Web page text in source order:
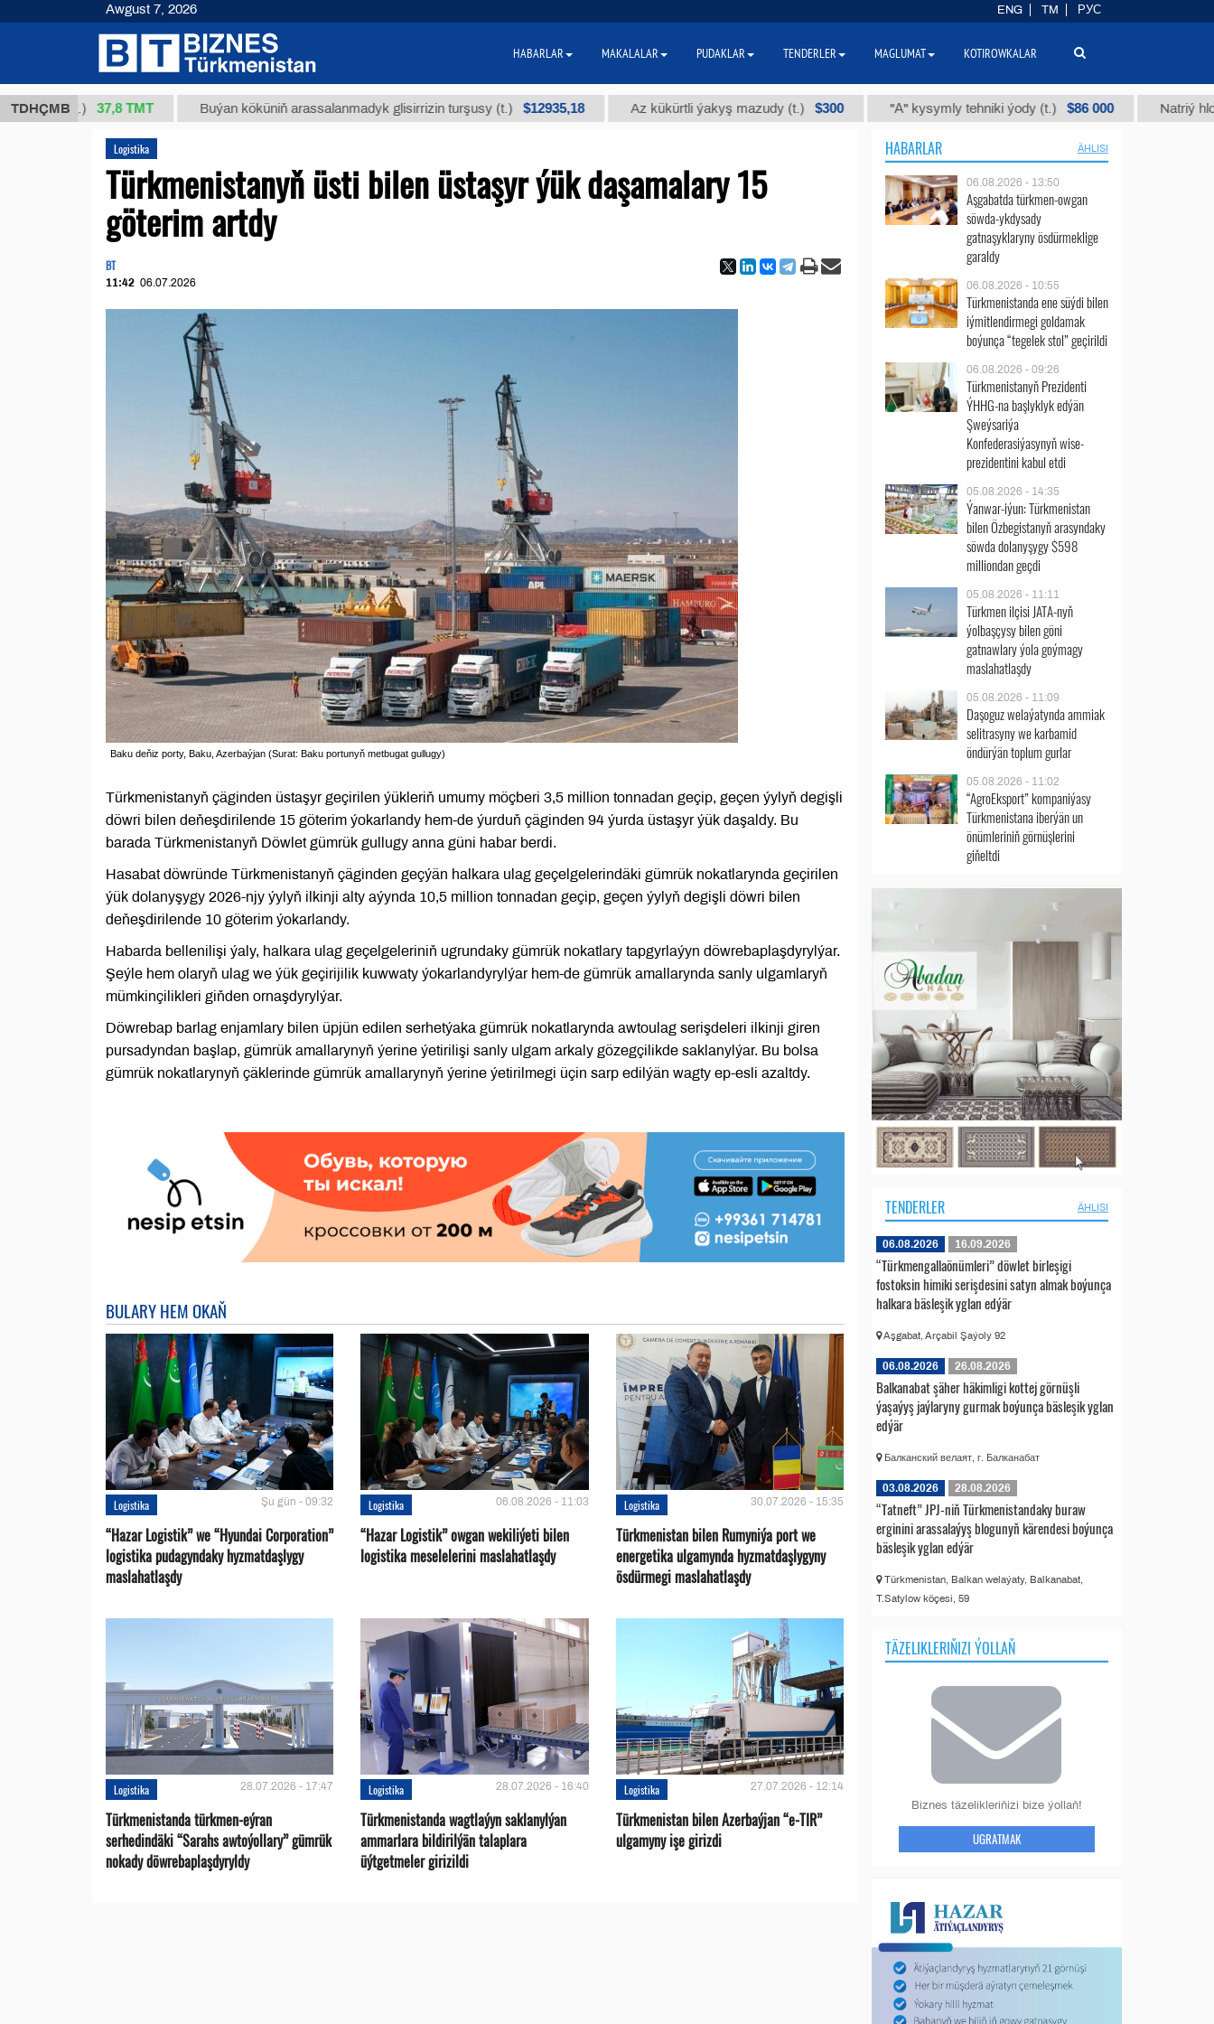
TDHÇMB
(kg.) 37,8 ТМТ Buýan köküniň arassalanmadyk glisirrizin turşusy (t.) $12935,18 Az kükürtli ýakyş mazudy (t.) $300 "А" kysymly tehniki ýody (t.) $86 000 Natriý hlorly
Logistika
Türkmenistanyň üsti bilen üstaşyr ýük daşamalary 15
göterim artdy
BT
11:42 06.07.2026
Baku deňiz porty, Baku, Azerbaýjan (Surat: Baku portunyň metbugat gullugy)
Türkmenistanyň çäginden üstaşyr geçirilen ýükleriň umumy möçberi 3,5 million tonnadan geçip, geçen ýylyň degişli
döwri bilen deňeşdirilende 15 göterim ýokarlandy hem-de ýurduň çäginden 94 ýurda üstaşyr ýük daşaldy. Bu
barada Türkmenistanyň Döwlet gümrük gullugy anna güni habar berdi.
Hasabat döwründe Türkmenistanyň çäginden geçýän halkara ulag geçelgelerindäki gümrük nokatlarynda geçirilen
ýük dolanyşygy 2026-njy ýylyň ilkinji alty aýynda 10,5 million tonnadan geçip, geçen ýylyň degişli döwri bilen
deňeşdirilende 10 göterim ýokarlandy.
Habarda bellenilişi ýaly, halkara ulag geçelgeleriniň ugrundaky gümrük nokatlary tapgyrlaýyn döwrebaplaşdyrylýar.
Şeýle hem olaryň ulag we ýük geçirijilik kuwwaty ýokarlandyrylýar hem-de gümrük amallarynda sanly ulgamlaryň
mümkinçilikleri giňden ornaşdyrylýar.
Döwrebap barlag enjamlary bilen üpjün edilen serhetýaka gümrük nokatlarynda awtoulag serişdeleri ilkinji giren
pursadyndan başlap, gümrük amallarynyň ýerine ýetirilişi sanly ulgam arkaly gözegçilikde saklanylýar. Bu bolsa
gümrük nokatlarynyň çäklerinde gümrük amallarynyň ýerine ýetirilmegi üçin sarp edilýän wagty ep-esli azaltdy.
BULARY HEM OKAŇ
Logistika Şu gün - 09:32
“Hazar Logistik” we “Hyundai Corporation”
logistika pudagyndaky hyzmatdaşlygy
maslahatlaşdy
Logistika 06.08.2026 - 11:03
“Hazar Logistik” owgan wekiliýeti bilen
logistika meselelerini maslahatlaşdy
Logistika 30.07.2026 - 15:35
Türkmenistan bilen Rumyniýa port we
energetika ulgamynda hyzmatdaşlygyny
ösdürmegi maslahatlaşdy
Logistika 28.07.2026 - 17:47
Türkmenistanda türkmen-eýran
serhedindäki “Sarahs awtoýollary” gümrük
nokady döwrebaplaşdyryldy
Logistika 28.07.2026 - 16:40
Türkmenistanda wagtlaýyn saklanylýan
ammarlara bildirilýän talaplara
üýtgetmeler girizildi
Logistika 27.07.2026 - 12:14
Türkmenistan bilen Azerbaýjan “e-TIR”
ulgamyny işe girizdi
HABARLAR ÄHLISI
06.08.2026 - 13:50
Aşgabatda türkmen-owgan
söwda-ykdysady
gatnaşyklaryny ösdürmeklige
garaldy
06.08.2026 - 10:55
Türkmenistanda ene süýdi bilen
iýmitlendirmegi goldamak
boýunça “tegelek stol” geçirildi
06.08.2026 - 09:26
Türkmenistanyň Prezidenti
ÝHHG-na başlyklyk edýän
Şweýsariýa
Konfederasiýasynyň wise-
prezidentini kabul etdi
05.08.2026 - 14:35
Ýanwar-iýun: Türkmenistan
bilen Özbegistanyň arasyndaky
söwda dolanyşygy $598
milliondan geçdi
05.08.2026 - 11:11
Türkmen ilçisi JATA-nyň
ýolbaşçysy bilen göni
gatnawlary ýola goýmagy
maslahatlaşdy
05.08.2026 - 11:09
Daşoguz welaýatynda ammiak
selitrasyny we karbamid
öndürýän toplum gurlar
05.08.2026 - 11:02
“AgroEksport” kompaniýasy
Türkmenistana iberýän un
önümleriniň görnüşlerini
giňeltdi
TENDERLER ÄHLISI
06.08.2026 16.09.2026
“Türkmengallaönümleri” döwlet birleşigi
fostoksin himiki serişdesini satyn almak boýunça
halkara bäsleşik yglan edýär
Aşgabat, Arçabil Şaýoly 92
06.08.2026 26.08.2026
Balkanabat şäher häkimligi kottej görnüşli
ýaşaýyş jaýlaryny gurmak boýunça bäsleşik yglan
edýär
Балканский велаят, г. Балканабат
03.08.2026 28.08.2026
“Tatneft” JPJ-niň Türkmenistandaky buraw
erginini arassalaýyş blogunyň kärendesi boýunça
bäsleşik yglan edýär
Türkmenistan, Balkan welaýaty, Balkanabat,
T.Satylow köçesi, 59
TÄZELIKLERIŇIZI ÝOLLAŇ
Biznes täzelikleriňizi bize ýollaň!
UGRATMAK
Awgust 7, 2026 ENG TM РУС
HABARLAR MAKALALAR PUDAKLAR TENDERLER MAGLUMAT KOTIROWKALAR